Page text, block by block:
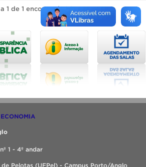
1 de 1 encontrado(s).
1 - 4º andar
de Pelotas (UFPel) - Campus Porto/Anglo